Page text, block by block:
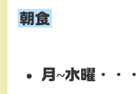
朝食
月~水曜・・・